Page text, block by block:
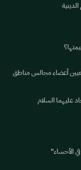
أعضاء مجالس مناطق
عليهما السلام
الأحساء"